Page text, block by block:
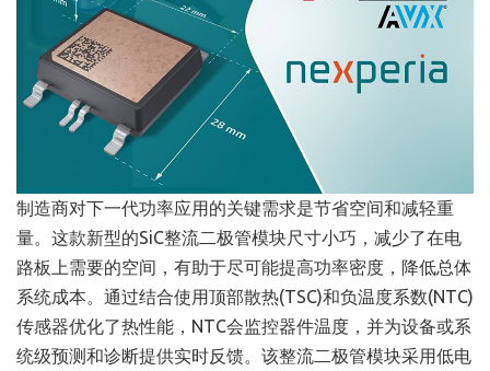
制造商对下一代功率应用的关键需求是节省空间和减轻重
量。这款新型的SiC整流二极管模块尺寸小巧，减少了在电
路板上需要的空间，有助于尽可能提高功率密度，降低总体
系统成本。通过结合使用顶部散热(TSC)和负温度系数(NTC)
传感器优化了热性能，NTC会监控器件温度，并为设备或系
统级预测和诊断提供实时反馈。该整流二极管模块采用低电